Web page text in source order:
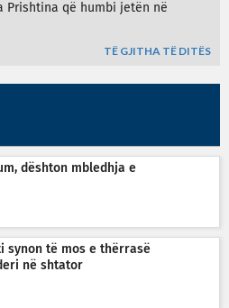
Prishtina që humbi jetën në
TË GJITHA TË DITËS
dështon mbledhja e
synon të mos e thërrasë
në shtator